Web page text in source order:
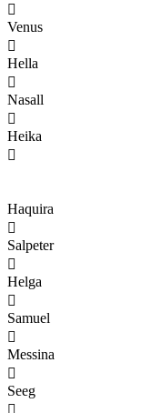

Venus

Hella

Nasall

Heika

Haquira

Salpeter

Helga

Samuel

Messina

Seeg
